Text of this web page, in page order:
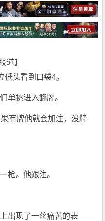
道】
低头看到口袋4。
单挑进入翻牌。
有牌他就会加注，没牌
枪。他跟注。
出现了一丝痛苦的表